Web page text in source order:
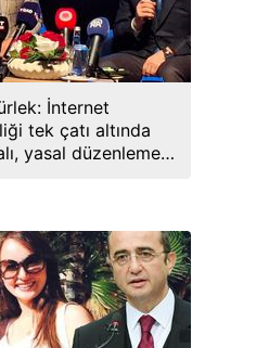
İnternet
tek çatı altında
yasal düzenlemeye